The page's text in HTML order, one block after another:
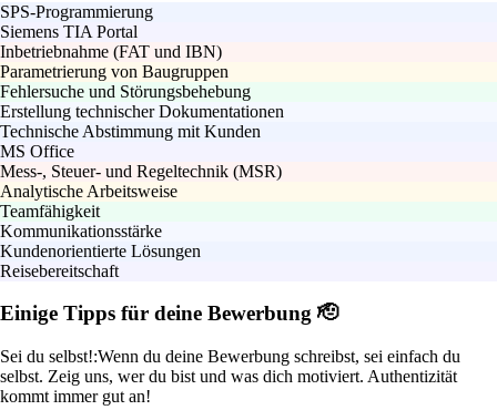
SPS-Programmierung
Siemens TIA Portal
Inbetriebnahme (FAT und IBN)
Parametrierung von Baugruppen
Fehlersuche und Störungsbehebung
Erstellung technischer Dokumentationen
Technische Abstimmung mit Kunden
MS Office
Mess-, Steuer- und Regeltechnik (MSR)
Analytische Arbeitsweise
Teamfähigkeit
Kommunikationsstärke
Kundenorientierte Lösungen
Reisebereitschaft
Einige Tipps für deine Bewerbung 🫡
Sei du selbst!:Wenn du deine Bewerbung schreibst, sei einfach du
selbst. Zeig uns, wer du bist und was dich motiviert. Authentizität
kommt immer gut an!